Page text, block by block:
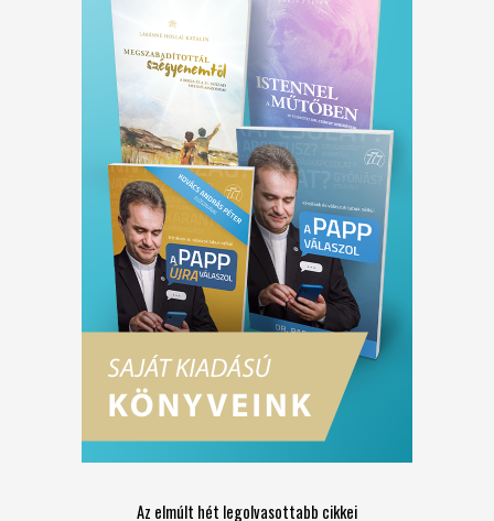
Az elmúlt hét legolvasottabb cikkei